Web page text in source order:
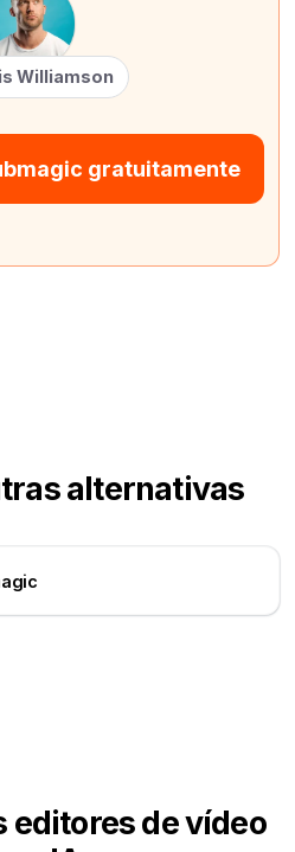
Williamson
gratuitamente
alternativas
editores de vídeo